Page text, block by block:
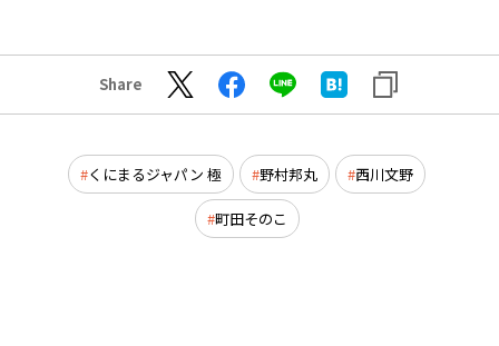
Share
くにまるジャパン 極 野村邦丸 西川文野
町田そのこ